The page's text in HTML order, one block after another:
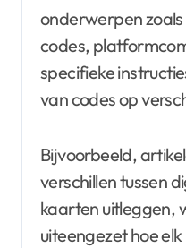
onderwerpen
codes,
specifieke
van codes op
Bijvoorbeeld,
verschillen tussen
kaarten uitleggen,
uiteengezet hoe